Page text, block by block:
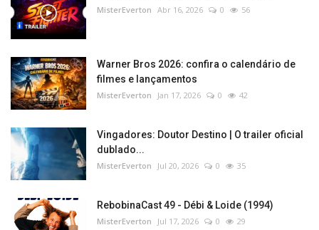
MisterEverton Abr 16, 2026 0 56
Warner Bros 2026: confira o calendário de
filmes e lançamentos
MisterEverton Jan 17, 2026 0 42
Vingadores: Doutor Destino | O trailer oficial
dublado...
MisterEverton Jul 20, 2026 0 35
RebobinaCast 49 - Débi & Loide (1994)
MisterEverton Jul 17, 2026 0 29